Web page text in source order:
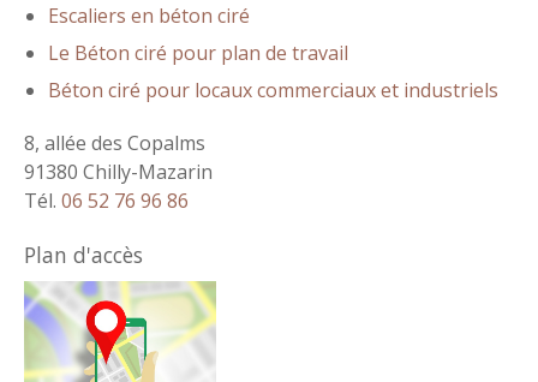
Escaliers en béton ciré
Le Béton ciré pour plan de travail
Béton ciré pour locaux commerciaux et industriels
8, allée des Copalms
91380 Chilly-Mazarin
Tél. 06 52 76 96 86
Plan d'accès